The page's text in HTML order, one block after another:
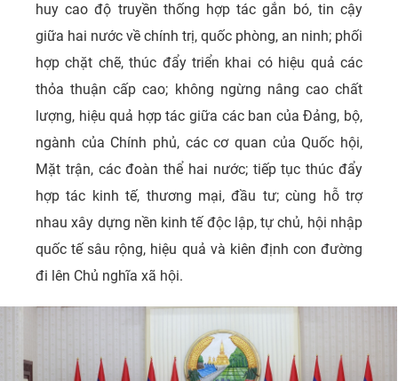
huy cao độ truyền thống hợp tác gắn bó, tin cậy
giữa hai nước về chính trị, quốc phòng, an ninh; phối
hợp chặt chẽ, thúc đẩy triển khai có hiệu quả các
thỏa thuận cấp cao; không ngừng nâng cao chất
lượng, hiệu quả hợp tác giữa các ban của Đảng, bộ,
ngành của Chính phủ, các cơ quan của Quốc hội,
Mặt trận, các đoàn thể hai nước; tiếp tục thúc đẩy
hợp tác kinh tế, thương mại, đầu tư; cùng hỗ trợ
nhau xây dựng nền kinh tế độc lập, tự chủ, hội nhập
quốc tế sâu rộng, hiệu quả và kiên định con đường
đi lên Chủ nghĩa xã hội.